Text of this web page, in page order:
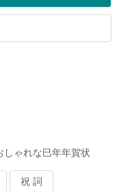
ゃれな巳年年賀状
祝 詞